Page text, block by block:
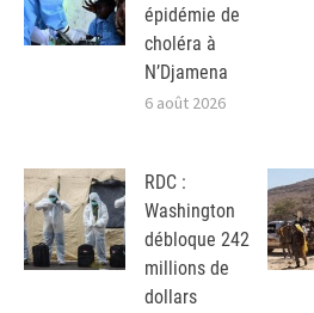
épidémie de
choléra à
N’Djamena
6 août 2026
RDC :
Washington
débloque 242
millions de
dollars